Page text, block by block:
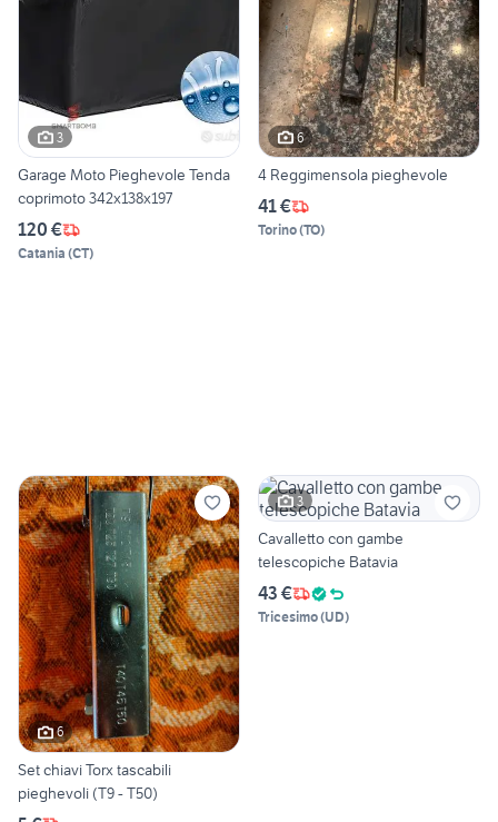
3
Garage Moto Pieghevole Tenda
coprimoto 342x138x197
120 €
Catania (CT)
6
4 Reggimensola pieghevole
41 €
Torino(TO)
6
Set chiavi Torx tascabili
pieghevoli (T9 - T50)
3
Cavalletto con gambe
telescopiche Batavia
43 €
Tricesimo(UD)